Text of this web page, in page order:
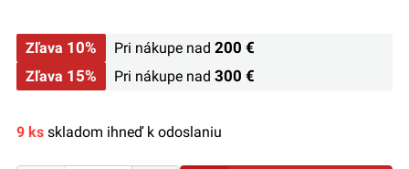
Zľava 10% Pri nákupe nad200 €
Zľava 15% Pri nákupe nad300 €
9 ksskladom ihneď k odoslaniu